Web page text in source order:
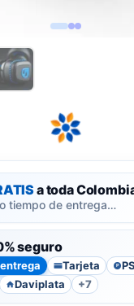
a toda
tiempo de entrega…
seguro
Tarjeta P
Daviplata +7